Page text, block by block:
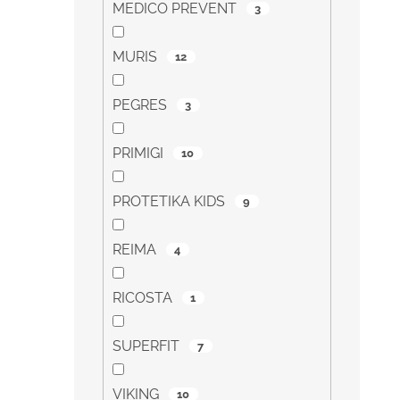
MEDICO PREVENT 3
MURIS 12
PEGRES 3
PRIMIGI 10
PROTETIKA KIDS 9
REIMA 4
RICOSTA 1
SUPERFIT 7
VIKING 10